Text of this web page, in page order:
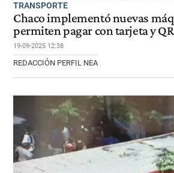
TRANSPORTE
Chaco implementó nuevas
permiten pagar con tarjeta y QR
19-09-2025 12:38
REDACCIÓN PERFIL NEA